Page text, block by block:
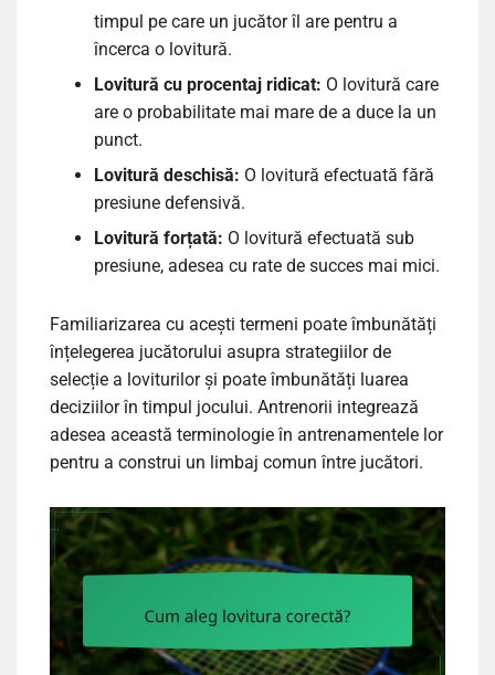
timpul pe care un jucător îl are pentru a
încerca o lovitură.
Lovitură cu procentaj ridicat: O lovitură care
are o probabilitate mai mare de a duce la un
punct.
Lovitură deschisă: O lovitură efectuată fără
presiune defensivă.
Lovitură forțată: O lovitură efectuată sub
presiune, adesea cu rate de succes mai mici.
Familiarizarea cu acești termeni poate îmbunătăți
înțelegerea jucătorului asupra strategiilor de
selecție a loviturilor și poate îmbunătăți luarea
deciziilor în timpul jocului. Antrenorii integrează
adesea această terminologie în antrenamentele lor
pentru a construi un limbaj comun între jucători.